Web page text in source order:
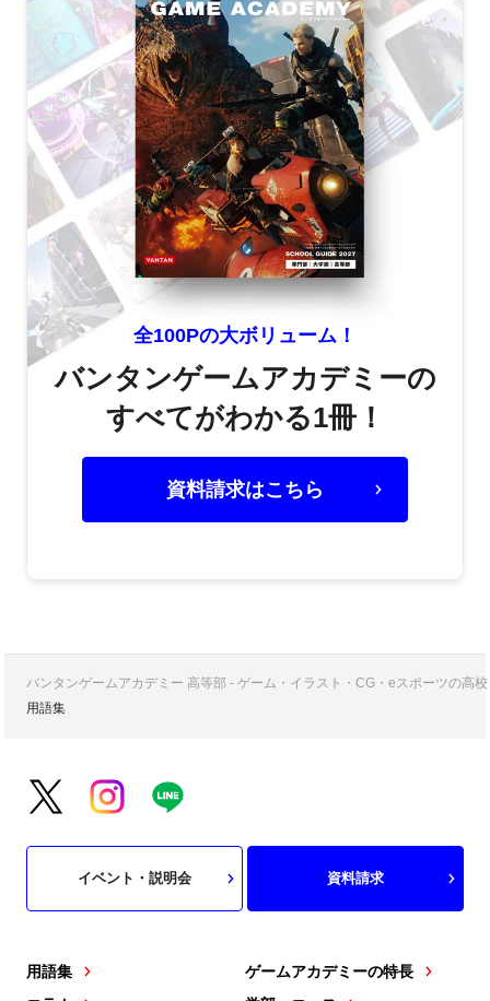
全100Pの大ボリューム！
バンタンゲームアカデミーの
すべてがわかる1冊！
資料請求はこちら
バンタンゲームアカデミー 高等部 - ゲーム・イラスト・CG・eスポーツの高
用語集
用語集
ゲームアカデミーの特長
イベント・説明会 資料請求